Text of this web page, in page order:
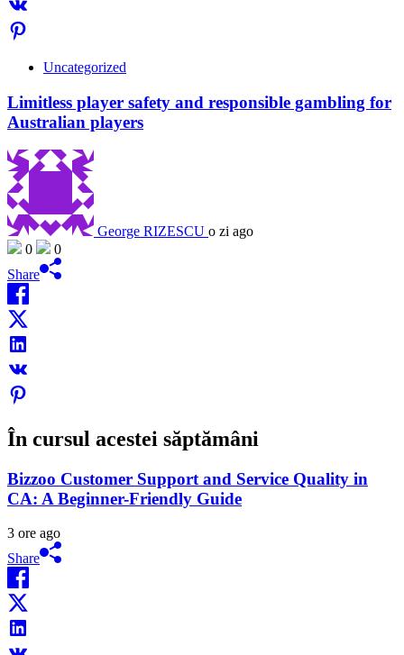
Uncategorized
Limitless player safety and responsible gambling for
Australian players
George RIZESCU o zi ago
0
0
Share
În cursul acestei săptămâni
Bizzoo Customer Support and Service Quality in
CA: A Beginner-Friendly Guide
3 ore ago
Share